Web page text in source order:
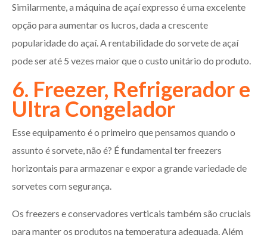
Similarmente, a máquina de açaí expresso é uma excelente
opção para aumentar os lucros, dada a crescente
popularidade do açaí. A rentabilidade do sorvete de açaí
pode ser até 5 vezes maior que o custo unitário do produto.
6. Freezer, Refrigerador e
Ultra Congelador
Esse equipamento é o primeiro que pensamos quando o
assunto é sorvete, não é? É fundamental ter freezers
horizontais para armazenar e expor a grande variedade de
sorvetes com segurança.
Os freezers e conservadores verticais também são cruciais
para manter os produtos na temperatura adequada. Além